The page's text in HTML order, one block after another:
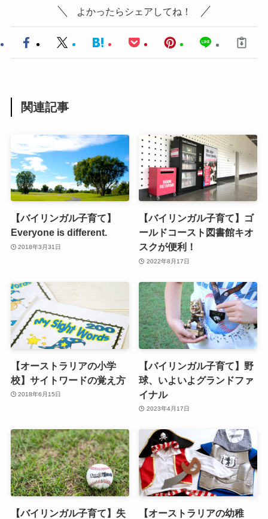
よかったらシェアしてね！
関連記事
【バイリンガル子育て】
Everyone is different.
2018年3月31日
【バイリンガル子育て】ゴ
ールドコースト図書館キオ
スクが便利！
2022年8月17日
【オーストラリアの小学
校】サイトワードの覚え方
2018年6月15日
【バイリンガル子育て】野
球、いよいよグランドファ
イナル
2023年4月17日
【バイリンガル子育て】失
【オーストラリアの幼稚